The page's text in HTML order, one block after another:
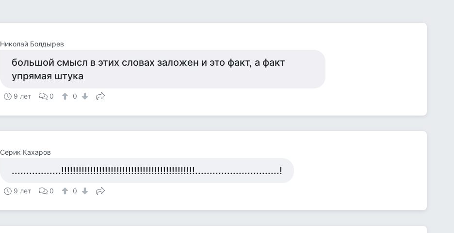
Николай Болдырев
большой смысл в этих словах заложен и это факт, а факт
упрямая штука
9 лет 0 0
Серик Кахаров
.................!!!!!!!!!!!!!!!!!!!!!!!!!!!!!!!!!!!!!!!!!!!!!!.............................!
9 лет 0 0